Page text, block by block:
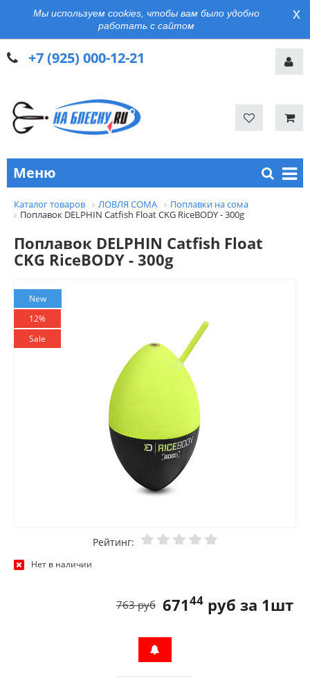
Мы используем cookies, чтобы вам было удобно
работать с сайтом
x
+7 (925) 000-12-21
Меню
Каталог товаров ЛОВЛЯ СОМА
Поплавки на сома
Поплавок DELPHIN Catfish Float CKG RiceBODY - 300g
Поплавок DELPHIN Catfish Float
CKG RiceBODY - 300g
New
12%
Sale
Рейтинг:
Нет в наличии
67144 руб за 1шт
763 руб